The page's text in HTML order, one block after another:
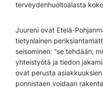
terveydenhuoltoalasta
Juureni ovat Etelä-
tietynlainen
seisominen: “se tehdään,
yhteistyötä ja tiedon
ovat perusta
ponnistaen voidaan